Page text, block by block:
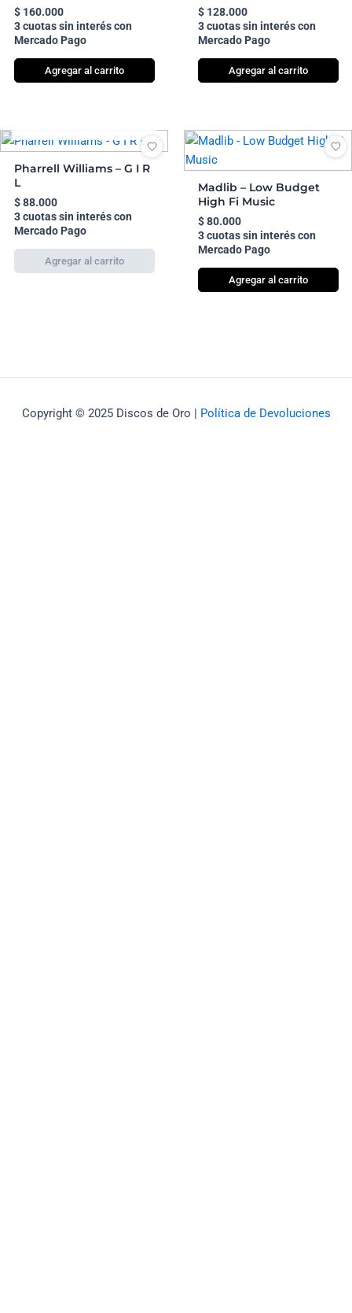
$160.000
3 cuotas sin interés con
Mercado Pago
Agregar al carrito
$128.000
3 cuotas sin interés con
Mercado Pago
Agregar al carrito
Pharrell Williams – G I R
L
$88.000
3 cuotas sin interés con
Mercado Pago
Madlib – Low Budget
High Fi Music
$80.000
3 cuotas sin interés con
Mercado Pago
Agregar al carrito
Copyright © 2025 Discos de Oro | Política de Devoluciones